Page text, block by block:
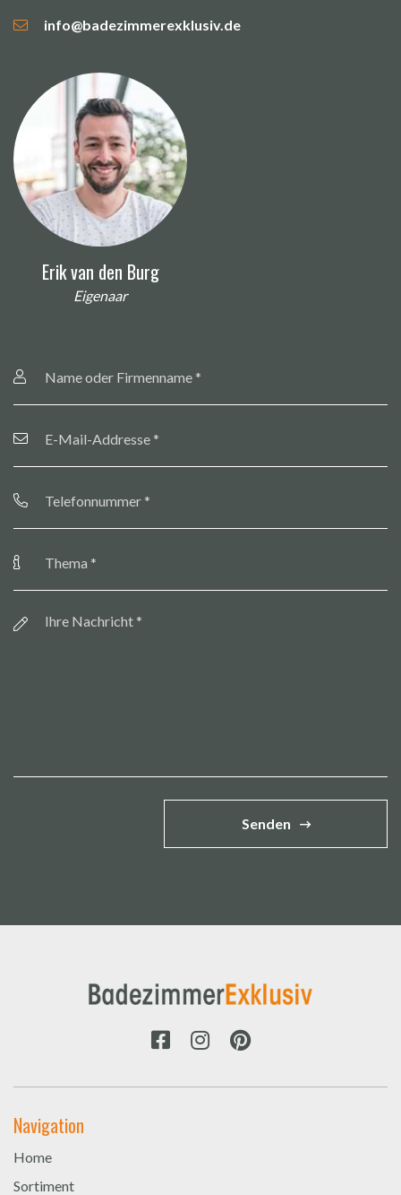
info@badezimmerexklusiv.de
Erik van den Burg
Eigenaar
oder
Mail-
Senden
Navigation
Home
Sortiment